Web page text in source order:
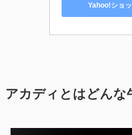
Yahoo!ショ
アカディとはどんな